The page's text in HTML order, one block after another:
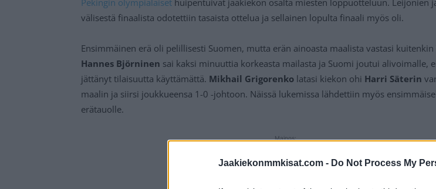
Jaakiekonmmkisat.com - Do Not Process My
välisestä finaalista odotettiin tasaista ottelua ja sellainen lopulta finaali myös oli.
Ensimmäinen erä oli pelillisesti Suomen, mutta erän ainoasta maalista vastasi kuitenkin
Hannes Björninen sai kaksi minuuttia korkeasta mailasta ja Suomi joutui alivoimalle,
jättänyt tilaisuutta käyttämättä. Mikhail Grigorenko latasi kiekon ohi Harri Säterin
maalin ja siirsi joukkueensa 1-0 -johtoon. Näissä lukemissa lähdettiin myös
erätauolle.
Mainos: